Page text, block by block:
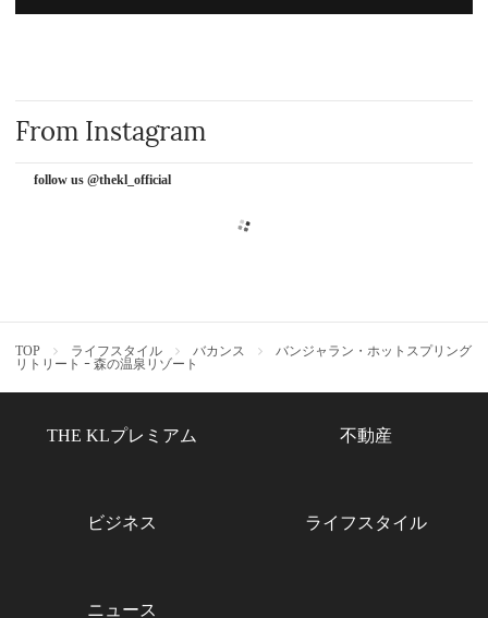
From Instagram
follow us @thekl_official
TOP ライフスタイル バカンス
バンジャラン・ホットスプリング
リトリート ｰ 森の温泉リゾート
THE KLプレミアム 不動産
ビジネス ライフスタイル
ニュース